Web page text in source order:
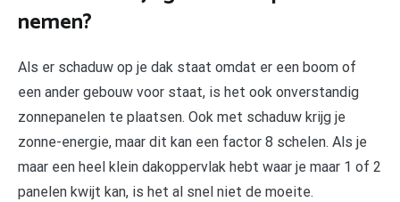
nemen?
Als er schaduw op je dak staat omdat er een boom of
een ander gebouw voor staat, is het ook onverstandig
zonnepanelen te plaatsen. Ook met schaduw krijg je
zonne-energie, maar dit kan een factor 8 schelen. Als je
maar een heel klein dakoppervlak hebt waar je maar 1 of 2
panelen kwijt kan, is het al snel niet de moeite.